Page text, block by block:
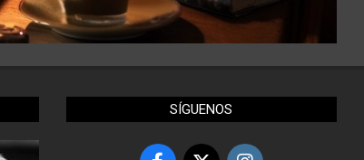
SÍGUENOS